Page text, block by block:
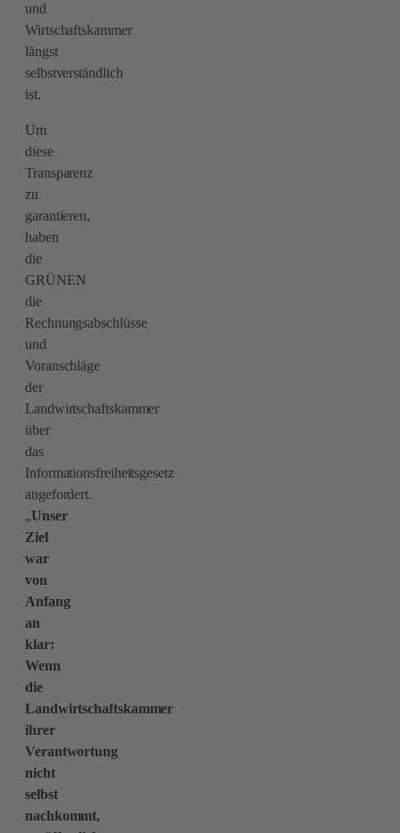
und
Wirtschaftskammer
längst
selbstverständlich
ist.
Um
diese
Transparenz
zu
garantieren,
haben
die
GRÜNEN
die
Rechnungsabschlüsse
und
Voranschläge
der
Landwirtschaftskammer
über
das
Informationsfreiheitsgesetz
angefordert.
„Unser
Ziel
war
von
Anfang
an
klar:
Wenn
die
Landwirtschaftskammer
ihrer
Verantwortung
nicht
selbst
nachkommt,